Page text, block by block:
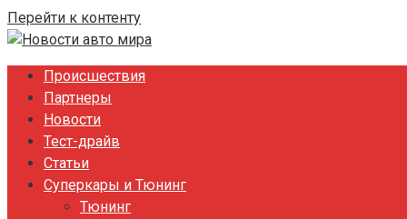
Перейти к контенту
Происшествия
Партнеры
Новости
Тест-драйв
Статьи
Суперкары и Тюнинг
Тюнинг